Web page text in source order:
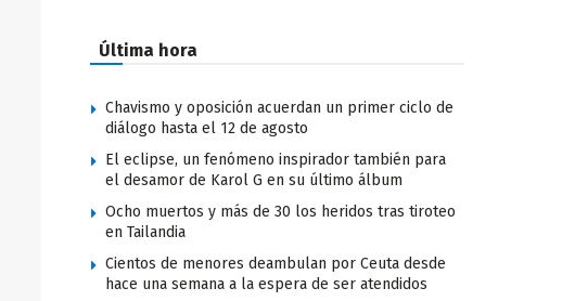
Última hora
Chavismo y oposición acuerdan un primer ciclo de
diálogo hasta el 12 de agosto
El eclipse, un fenómeno inspirador también para
el desamor de Karol G en su último álbum
Ocho muertos y más de 30 los heridos tras tiroteo
en Tailandia
Cientos de menores deambulan por Ceuta desde
hace una semana a la espera de ser atendidos